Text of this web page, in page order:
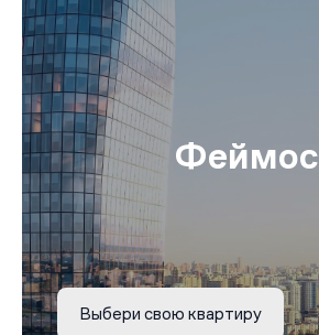
Феймос
Выбери свою квартиру